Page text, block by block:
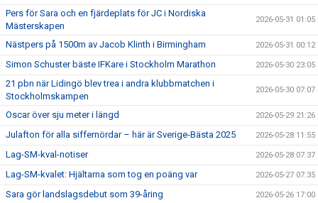
Pers för Sara och en fjärdeplats för JC i Nordiska
Mästerskapen
2026-05-31 01:05
Nästpers på 1500m av Jacob Klinth i Birmingham 2026-05-31 00:12
Simon Schuster bäste IFKare i Stockholm Marathon 2026-05-30 23:05
21 pbn när Lidingö blev trea i andra klubbmatchen i
Stockholmskampen
2026-05-30 07:07
Oscar över sju meter i längd 2026-05-29 21:26
Julafton för alla siffernördar – här är Sverige-Bästa 2025 2026-05-28 11:55
Lag-SM-kval-notiser 2026-05-28 07:37
Lag-SM-kvalet: Hjältarna som tog en poäng var 2026-05-27 07:35
Sara gör landslagsdebut som 39-åring 2026-05-26 17:00